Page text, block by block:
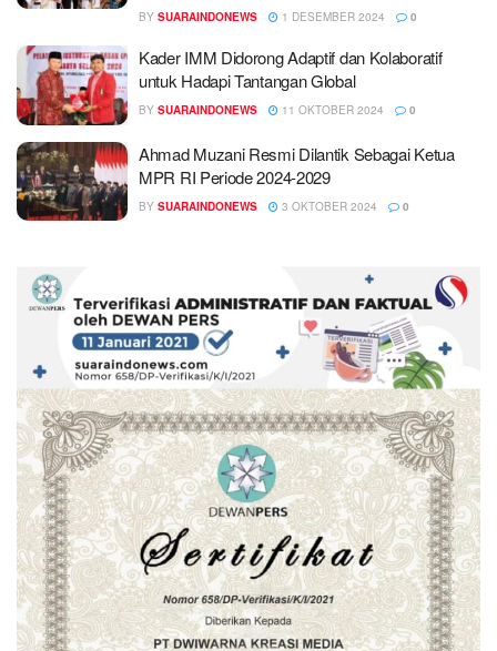
BY SUARAINDONEWS 1 DESEMBER 2024 0
Kader IMM Didorong Adaptif dan Kolaboratif
untuk Hadapi Tantangan Global
BY SUARAINDONEWS 11 OKTOBER 2024 0
Ahmad Muzani Resmi Dilantik Sebagai Ketua
MPR RI Periode 2024-2029
BY SUARAINDONEWS 3 OKTOBER 2024 0